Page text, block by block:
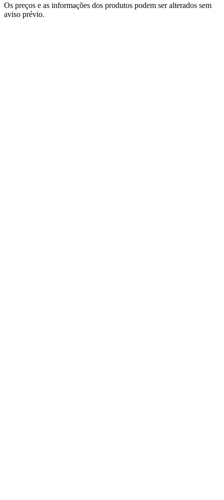
Os preços e as informações dos produtos podem ser alterados sem
aviso prévio.